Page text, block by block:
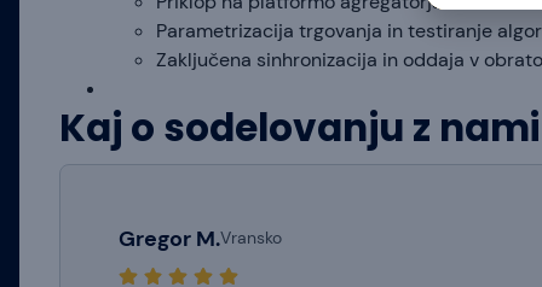
Parametrizacija trgovanja in testiranje
Zaključena sinhronizacija in oddaja v
Kaj o sodelovanju z
Gregor M.Vransko